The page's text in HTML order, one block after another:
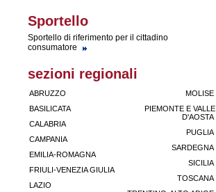
Sportello
Sportello di riferimento per il cittadino
consumatore
sezioni regionali
ABRUZZO
BASILICATA
CALABRIA
CAMPANIA
EMILIA-ROMAGNA
FRIULI-VENEZIA GIULIA
LAZIO
MOLISE
PIEMONTE E VALLE
D'AOSTA
PUGLIA
SARDEGNA
SICILIA
TOSCANA